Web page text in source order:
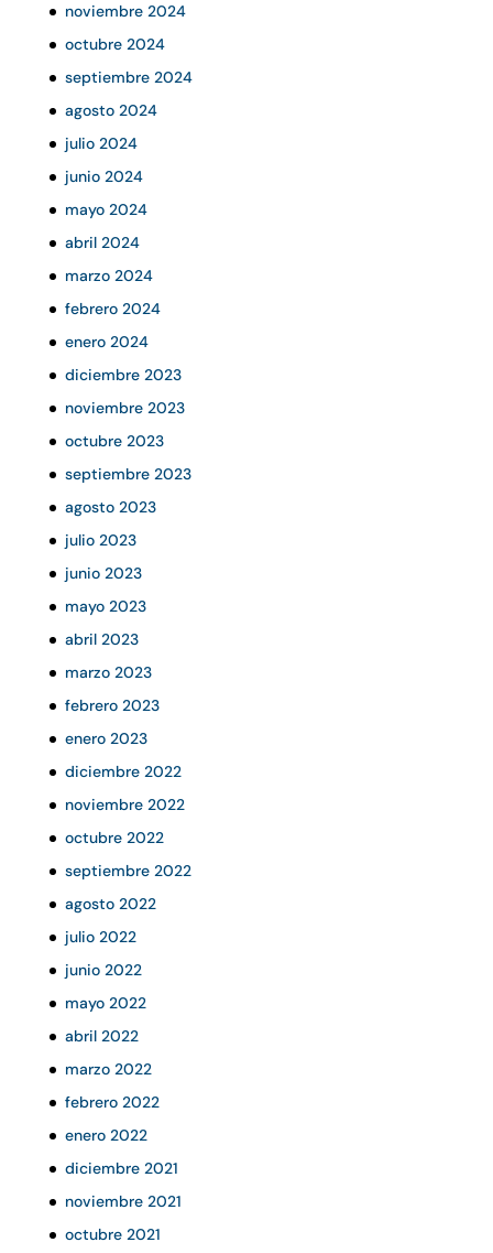
noviembre 2024
octubre 2024
septiembre 2024
agosto 2024
julio 2024
junio 2024
mayo 2024
abril 2024
marzo 2024
febrero 2024
enero 2024
diciembre 2023
noviembre 2023
octubre 2023
septiembre 2023
agosto 2023
julio 2023
junio 2023
mayo 2023
abril 2023
marzo 2023
febrero 2023
enero 2023
diciembre 2022
noviembre 2022
octubre 2022
septiembre 2022
agosto 2022
julio 2022
junio 2022
mayo 2022
abril 2022
marzo 2022
febrero 2022
enero 2022
diciembre 2021
noviembre 2021
octubre 2021